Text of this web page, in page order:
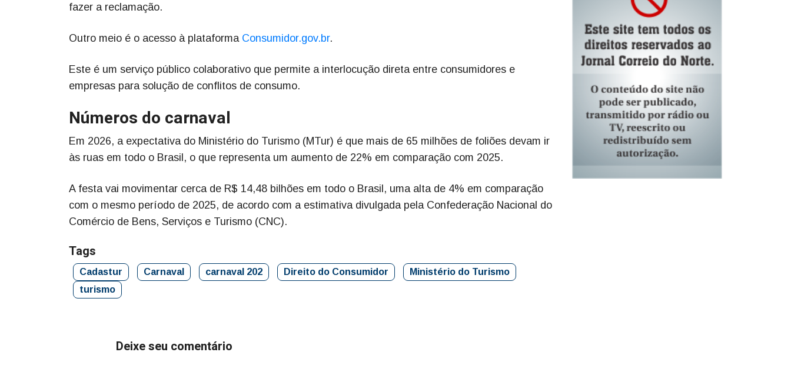
fazer a reclamação.
Outro meio é o acesso à plataforma Consumidor.gov.br.
Este é um serviço público colaborativo que permite a interlocução direta entre consumidores e
empresas para solução de conflitos de consumo.
Números do carnaval
Em 2026, a expectativa do Ministério do Turismo (MTur) é que mais de 65 milhões de foliões devam ir
às ruas em todo o Brasil, o que representa um aumento de 22% em comparação com 2025.
A festa vai movimentar cerca de R$ 14,48 bilhões em todo o Brasil, uma alta de 4% em comparação
com o mesmo período de 2025, de acordo com a estimativa divulgada pela Confederação Nacional do
Comércio de Bens, Serviços e Turismo (CNC).
Tags
Cadastur Carnaval carnaval 202 Direito do Consumidor
Ministério do Turismo
turismo
Deixe seu comentário